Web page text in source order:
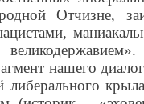
Отчизне,
нашего
либерального